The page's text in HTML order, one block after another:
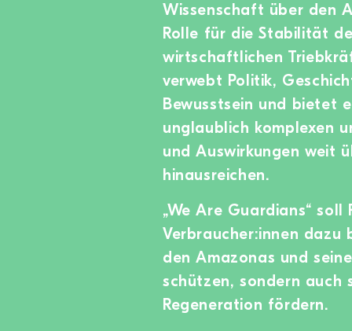
Wissenschaft über den
Rolle für die Stabilität
wirtschaftlichen
verwebt Politik,
Bewusstsein und bietet
unglaublich komplexen
und Auswirkungen weit
hinausreichen.
„We Are Guardians“
Verbraucher:innen dazu
den Amazonas und
schützen, sondern auch
Regeneration fördern.